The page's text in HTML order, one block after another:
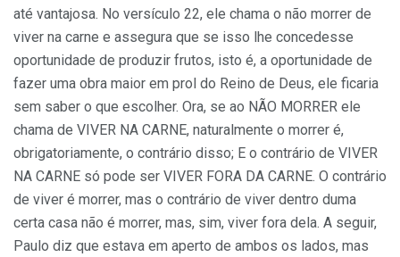
até vantajosa. No versículo 22, ele chama o não morrer de
viver na carne e assegura que se isso lhe concedesse
oportunidade de produzir frutos, isto é, a oportunidade de
fazer uma obra maior em prol do Reino de Deus, ele ficaria
sem saber o que escolher. Ora, se ao NÃO MORRER ele
chama de VIVER NA CARNE, naturalmente o morrer é,
obrigatoriamente, o contrário disso; E o contrário de VIVER
NA CARNE só pode ser VIVER FORA DA CARNE. O contrário
de viver é morrer, mas o contrário de viver dentro duma
certa casa não é morrer, mas, sim, viver fora dela. A seguir,
Paulo diz que estava em aperto de ambos os lados, mas